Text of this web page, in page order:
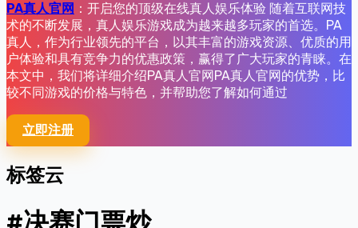
PA真人官网 ：开启您的顶级在线真人娱乐体验 随着互联网技
术的不断发展，真人娱乐游戏成为越来越多玩家的首选。PA
真人，作为行业领先的平台，以其丰富的游戏资源、优质的用
户体验和具有竞争力的优惠政策，赢得了广大玩家的青睐。在
本文中，我们将详细介绍PA真人官网PA真人官网的优势，比
较不同游戏的价格与特色，并帮助您了解如何通过
立即注册
标签云